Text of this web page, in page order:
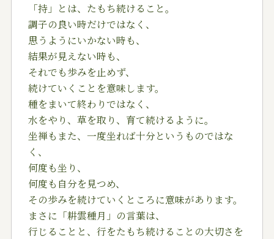
「持」とは、たもち続けること。
調子の良い時だけではなく、
思うようにいかない時も、
結果が見えない時も、
それでも歩みを止めず、
続けていくことを意味します。
種をまいて終わりではなく、
水をやり、草を取り、育て続けるように。
坐禅もまた、一度坐れば十分というものではな
く、
何度も坐り、
何度も自分を見つめ、
その歩みを続けていくところに意味があります。
まさに「耕雲種月」の言葉は、
行じることと、行をたもち続けることの大切さを